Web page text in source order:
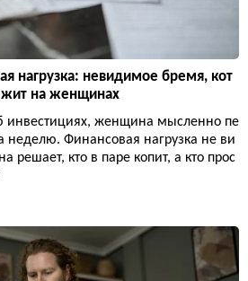
нагрузка: невидимое бремя, кот
на женщинах
инвестициях, женщина мысленно пе
неделю. Финансовая нагрузка не ви
решает, кто в паре копит, а кто прос